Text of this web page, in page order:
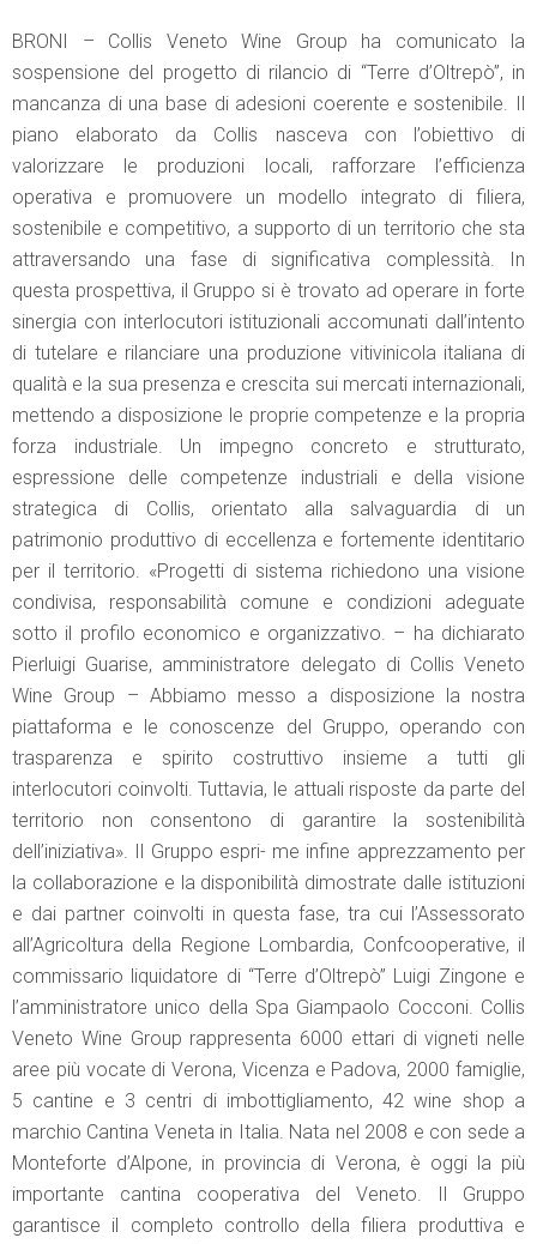
BRONI – Collis Veneto Wine Group ha comunicato la
sospensione del progetto di rilancio di “Terre d’Oltrepò”, in
mancanza di una base di adesioni coerente e sostenibile. Il
piano elaborato da Collis nasceva con l’obiettivo di
valorizzare le produzioni locali, rafforzare l’efficienza
operativa e promuovere un modello integrato di filiera,
sostenibile e competitivo, a supporto di un territorio che sta
attraversando una fase di significativa complessità. In
questa prospettiva, il Gruppo si è trovato ad operare in forte
sinergia con interlocutori istituzionali accomunati dall’intento
di tutelare e rilanciare una produzione vitivinicola italiana di
qualità e la sua presenza e crescita sui mercati internazionali,
mettendo a disposizione le proprie competenze e la propria
forza industriale. Un impegno concreto e strutturato,
espressione delle competenze industriali e della visione
strategica di Collis, orientato alla salvaguardia di un
patrimonio produttivo di eccellenza e fortemente identitario
per il territorio. «Progetti di sistema richiedono una visione
condivisa, responsabilità comune e condizioni adeguate
sotto il profilo economico e organizzativo. – ha dichiarato
Pierluigi Guarise, amministratore delegato di Collis Veneto
Wine Group – Abbiamo messo a disposizione la nostra
piattaforma e le conoscenze del Gruppo, operando con
trasparenza e spirito costruttivo insieme a tutti gli
interlocutori coinvolti. Tuttavia, le attuali risposte da parte del
territorio non consentono di garantire la sostenibilità
dell’iniziativa». Il Gruppo espri- me infine apprezzamento per
la collaborazione e la disponibilità dimostrate dalle istituzioni
e dai partner coinvolti in questa fase, tra cui l’Assessorato
all’Agricoltura della Regione Lombardia, Confcooperative, il
commissario liquidatore di “Terre d’Oltrepò” Luigi Zingone e
l’amministratore unico della Spa Giampaolo Cocconi. Collis
Veneto Wine Group rappresenta 6000 ettari di vigneti nelle
aree più vocate di Verona, Vicenza e Padova, 2000 famiglie,
5 cantine e 3 centri di imbottigliamento, 42 wine shop a
marchio Cantina Veneta in Italia. Nata nel 2008 e con sede a
Monteforte d’Alpone, in provincia di Verona, è oggi la più
importante cantina cooperativa del Veneto. Il Gruppo
garantisce il completo controllo della filiera produttiva e